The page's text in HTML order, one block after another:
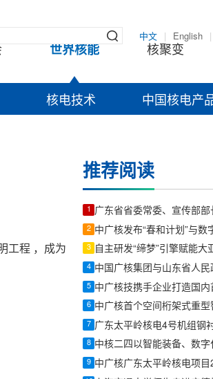
中文 English
世界核能 核聚变
核电技术 中国核电产
工程 ，成为
推荐阅读
1
2
3
4
5
6
7
8
9